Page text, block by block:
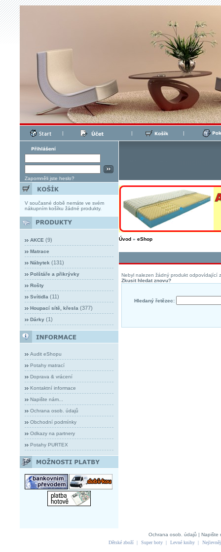
| | |
Zapomněli jste heslo?
V současné době nemáte ve svém
nákupním košíku žádné produkty.
AKCE (9)
Matrace
Nábytek (131)
Polštáře a přikrývky
Rošty
Svítidla (11)
Houpací sítě, křesla (377)
Dárky(1)
Audit eShopu
Potahy matrací
Doprava & vrácení
Kontaktní informace
Napište nám...
Ochrana osob. údajů
Obchodní podmínky
Odkazy na partnery
Potahy PURTEX
Úvod» eShop
Nebyl nalezen žádný produkt odpovídající
Zkusit hledat znovu?
Hledaný řetězec:
Ochrana osob. údajů | Napište
Dětské zboží | Super boty | Levné knihy |